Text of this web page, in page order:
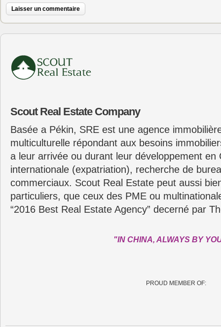
Scout Real Estate Company
Basée a Pékin, SRE est une agence
multiculturelle répondant aux besoins
a leur arrivée ou durant leur développement en
internationale (expatriation), recherche de
commerciaux. Scout Real Estate peut aussi
particuliers, que ceux des PME ou
“2016 Best Real Estate Agency” decerné par
"IN CHINA, ALWAYS BY
PROUD MEMBER OF: